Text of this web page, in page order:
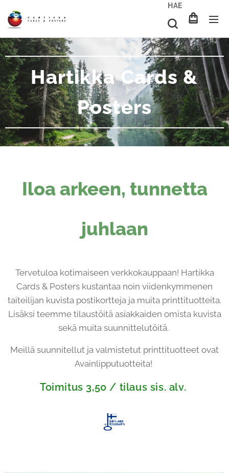
HAE
Hartikka Cards &
Posters
Iloa arkeen, tunnetta
juhlaan
Tervetuloa kotimaiseen verkkokauppaan! Hartikka
Cards & Posters kustantaa noin viidenkymmenen
taiteilijan kuvista postikortteja ja muita printtituotteita.
Lisäksi teemme tilaustöitä asiakkaiden omista kuvista
sekä muita suunnittelutöitä.
Meillä suunnitellut ja valmistetut printtituotteet ovat
Avainlipputuotteita!
Toimitus 3,50 / tilaus sis. alv.